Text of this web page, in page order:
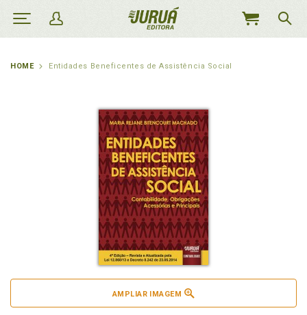
MEU
HOME Entidades Beneficentes de Assistência Social
AMPLIAR IMAGEM